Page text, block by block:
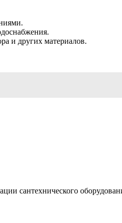
и других материалов.
сантехнического